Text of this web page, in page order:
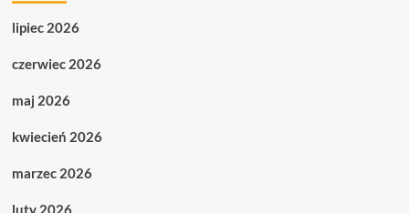
lipiec 2026
czerwiec 2026
maj 2026
kwiecień 2026
marzec 2026